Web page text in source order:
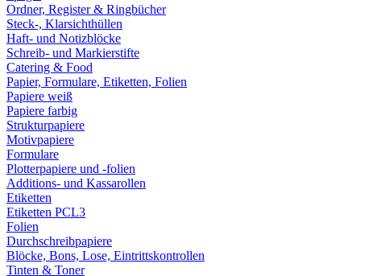
Ordner, Register & Ringbücher
Steck-, Klarsichthüllen
Haft- und Notizblöcke
Schreib- und Markierstifte
Catering & Food
Papier, Formulare, Etiketten, Folien
Papiere weiß
Papiere farbig
Strukturpapiere
Motivpapiere
Formulare
Plotterpapiere und -folien
Additions- und Kassarollen
Etiketten
Etiketten PCL3
Folien
Durchschreibpapiere
Blöcke, Bons, Lose, Eintrittskontrollen
Tinten & Toner